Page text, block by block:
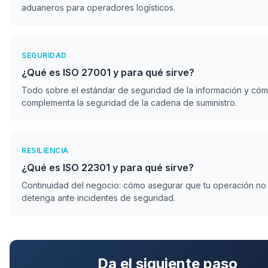
aduaneros para operadores logísticos.
SEGURIDAD
¿Qué es ISO 27001 y para qué sirve?
Todo sobre el estándar de seguridad de la información y
complementa la seguridad de la cadena de suministro.
RESILIENCIA
¿Qué es ISO 22301 y para qué sirve?
Continuidad del negocio: cómo asegurar que tu operación no
detenga ante incidentes de seguridad.
Da el siguiente paso